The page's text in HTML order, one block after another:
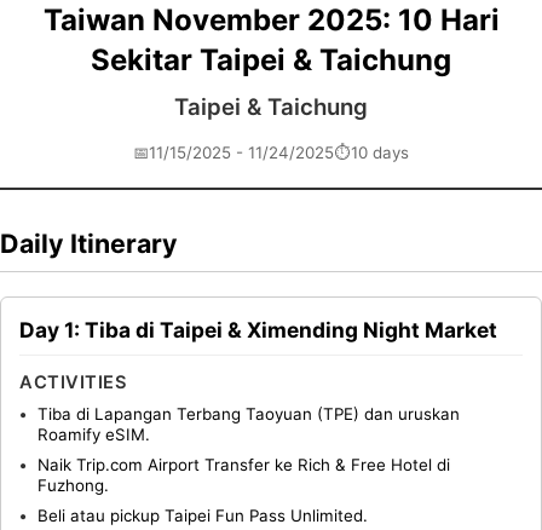
Taiwan November 2025: 10 Hari
Sekitar Taipei & Taichung
Taipei & Taichung
📅11/15/2025 - 11/24/2025⏱️10 days
Daily Itinerary
Day 1: Tiba di Taipei & Ximending Night Market
ACTIVITIES
Tiba di Lapangan Terbang Taoyuan (TPE) dan uruskan
Roamify eSIM.
Naik Trip.com Airport Transfer ke Rich & Free Hotel di
Fuzhong.
Beli atau pickup Taipei Fun Pass Unlimited.